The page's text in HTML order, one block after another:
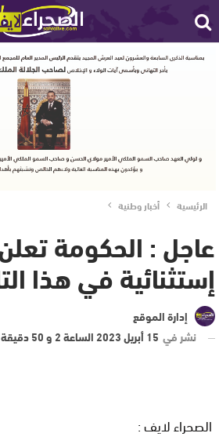
الرئيسية أخبار وطنية
عاجل : الحكومة
إستثنائية في هذا
إدارة الموقع
نشر في 15 أبريل 2023 الساعة 2 و 50 دقيقة
الصحراء لايف :